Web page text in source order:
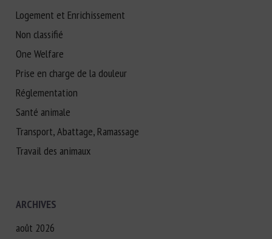
Logement et Enrichissement
Non classifié
One Welfare
Prise en charge de la douleur
Réglementation
Santé animale
Transport, Abattage, Ramassage
Travail des animaux
ARCHIVES
août 2026